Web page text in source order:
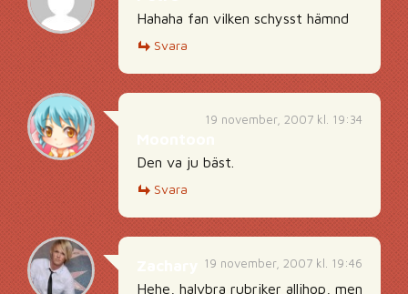
Hahaha fan vilken schysst hämnd
Svara
19 november, 2007 kl. 19:34
Den va ju bäst.
Svara
19 november, 2007 kl. 19:46
Hehe, halvbra rubriker allihop, men